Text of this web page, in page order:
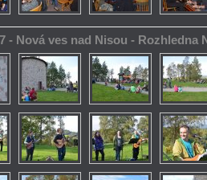
- Nová ves nad Nisou - Rozhledna